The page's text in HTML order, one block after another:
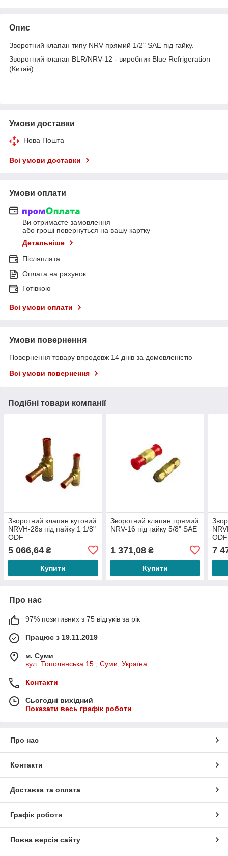
Опис
Зворотний клапан типу NRV прямий 1/2" SAE під гайку.
Зворотний клапан BLR/NRV-12 - виробник Blue Refrigeration
(Китай).
Умови доставки
Нова Пошта
Всі умови доставки
Умови оплати
Ви отримаєте замовлення
або гроші повернуться на вашу картку
Детальніше
Післяплата
Оплата на рахунок
Готівкою
Всі умови оплати
Умови повернення
Повернення товару впродовж 14 днів за домовленістю
Всі умови повернення
Подібні товари компанії
Зворотний клапан кутовий
NRVH-28s під пайку 1 1/8"
ODF
5 066,64 ₴
Купити
Зворотний клапан прямий
NRV-16 під гайку 5/8" SAE
1 371,08₴
Купити
ODF
7
Про нас
97% позитивних з 75 відгуків за рік
Працює з 19.11.2019
м. Суми
вул. Тополянська 15., Суми, Україна
Контакти
Сьогодні вихідний
Показати весь графік роботи
Про нас
Контакти
Доставка та оплата
Графік роботи
Повна версія сайту